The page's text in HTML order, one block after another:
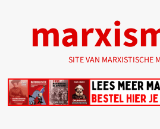
SITE VAN MARXISTISCHE